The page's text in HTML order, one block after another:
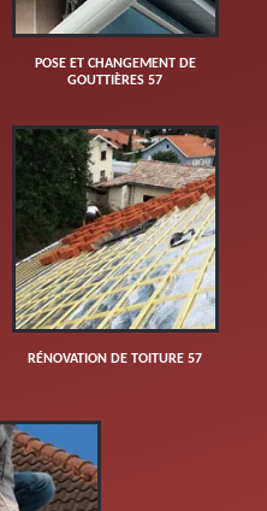
POSE ET CHANGEMENT DE
GOUTTIÈRES 57
RÉNOVATION DE TOITURE 57